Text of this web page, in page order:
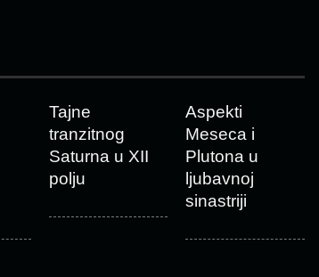
Tajne
tranzitnog
Saturna u XII
polju
Aspekti
Meseca i
Plutona u
ljubavnoj
sinastriji